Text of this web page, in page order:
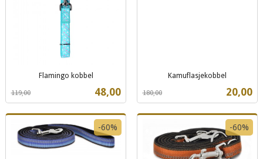
Flamingo kobbel
Tilbud
48,00
119,00
mva.
Kamuflasjekobbel
Tilbud
20,00
180,00
mva.
-60% -60%